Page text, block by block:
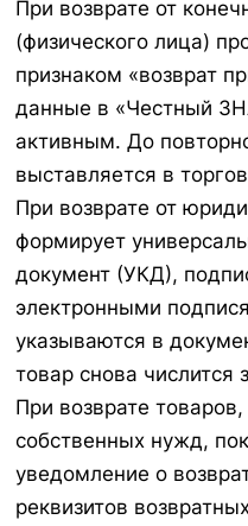
При возврате от
(физического лица)
признаком «возврат
данные в «Честный
активным. До
выставляется в
При возврате от
формирует
документ (УКД),
электронными
указываются в
товар снова числится
При возврате
собственных нужд,
уведомление о
реквизитов